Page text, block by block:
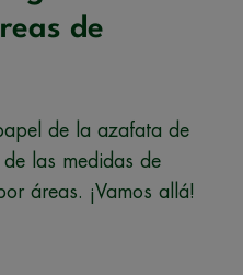
de
de la azafata de
las medidas de
áreas. ¡Vamos allá!